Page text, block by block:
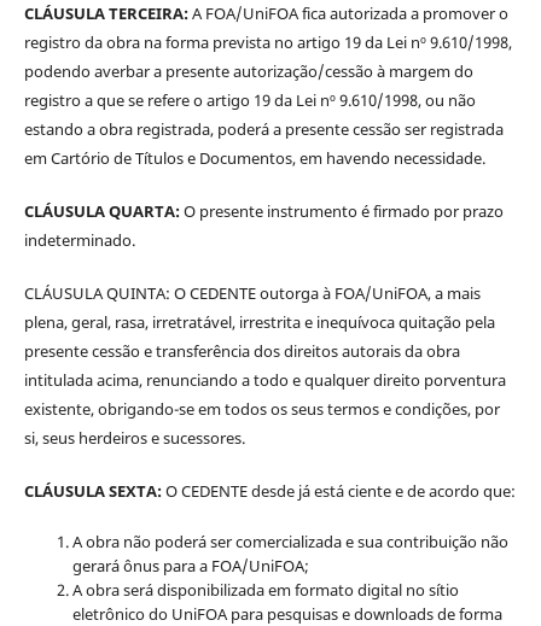
CLÁUSULA TERCEIRA:A FOA/UniFOA fica autorizada a promover o
registro da obra na forma prevista no artigo 19 da Lei nº 9.610/1998,
podendo averbar a presente autorização/cessão à margem do
registro a que se refere o artigo 19 da Lei nº 9.610/1998, ou não
estando a obra registrada, poderá a presente cessão ser registrada
em Cartório de Títulos e Documentos, em havendo necessidade.
CLÁUSULA QUARTA:O presente instrumento é firmado por prazo
indeterminado.
CLÁUSULA QUINTA: O CEDENTE outorga à FOA/UniFOA, a mais
plena, geral, rasa, irretratável, irrestrita e inequívoca quitação pela
presente cessão e transferência dos direitos autorais da obra
intitulada acima, renunciando a todo e qualquer direito porventura
existente, obrigando-se em todos os seus termos e condições, por
si, seus herdeiros e sucessores.
CLÁUSULA SEXTA:O CEDENTE desde já está ciente e de acordo que:
A obra não poderá ser comercializada e sua contribuição não
gerará ônus para a FOA/UniFOA;
A obra será disponibilizada em formato digital no sítio
eletrônico do UniFOA para pesquisas e downloads de forma